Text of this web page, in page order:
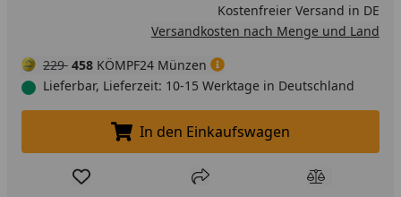
Kostenfreier Versand in DE
Versandkosten nach Menge und Land
229 458 KÖMPF24 Münzen
Lieferbar, Lieferzeit: 10-15 Werktage in Deutschland
In den Einkaufswagen legen
In den Einkaufswagen
Produkt zur Wunschliste hinzufügen
Teilen Produkt